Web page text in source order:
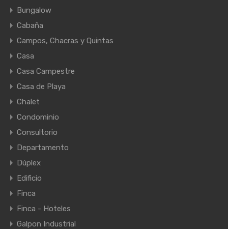
Bungalow
Cabaña
Campos, Chacras y Quintas
Casa
Casa Campestre
Casa de Playa
Chalet
Condominio
Consultorio
Departamento
Dúplex
Edificio
Finca
Finca - Hoteles
Galpon Industrial